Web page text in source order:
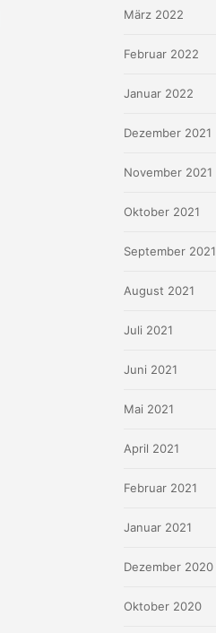
März 2022
Februar 2022
Januar 2022
Dezember 2021
November 2021
Oktober 2021
September 2021
August 2021
Juli 2021
Juni 2021
Mai 2021
April 2021
Februar 2021
Januar 2021
Dezember 2020
Oktober 2020